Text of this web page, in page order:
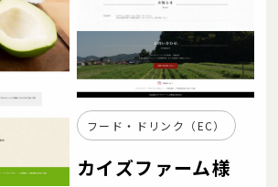
フード・ドリンク（EC）
カイズファーム様